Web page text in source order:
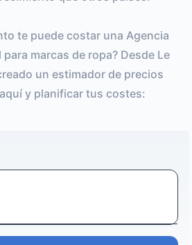
te puede costar una Agencia
marcas de ropa? Desde Le
un estimador de precios
y planificar tus costes: